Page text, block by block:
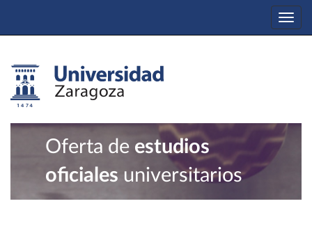
Oferta de estudios
oficiales universitarios